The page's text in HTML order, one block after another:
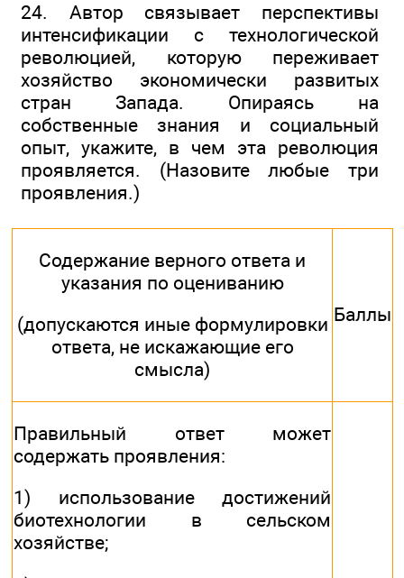
24. Автор связывает перспективы
интенсификации с технологической
революцией, которую переживает
хозяйство экономически развитых
стран Запада. Опираясь на
собственные знания и социальный
опыт, укажите, в чем эта революция
проявляется. (Назовите любые три
проявления.)
Содержание верного ответа и
указания по оцениванию
(допускаются иные формулировки
ответа, не искажающие его
смысла)
Баллы
Правильный ответ может
содержать проявления:
1) использование достижений
биотехнологии в сельском
хозяйстве;